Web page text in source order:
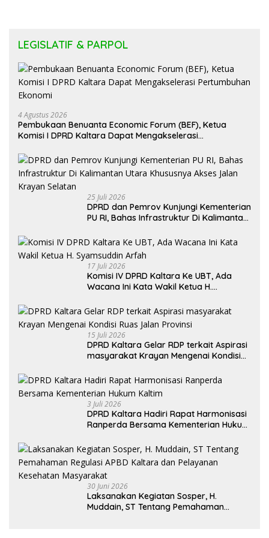
LEGISLATIF & PARPOL
4 Agustus 2026
Pembukaan Benuanta Economic Forum (BEF), Ketua
Komisi I DPRD Kaltara Dapat Mengakselerasi
25 Juli 2026
DPRD dan Pemrov Kunjungi Kementerian
PU RI, Bahas Infrastruktur Di Kalimantan
Selatan
17 Juli 2026
Komisi IV DPRD Kaltara Ke UBT, Ada
Wacana Ini Kata Wakil Ketua H.
15 Juli 2026
DPRD Kaltara Gelar RDP terkait Aspirasi
masyarakat Krayan Mengenai Kondisi
3 Juli 2026
DPRD Kaltara Hadiri Rapat Harmonisasi
Ranperda Bersama Kementerian Hukum
30 Juni 2026
Laksanakan Kegiatan Sosper, H.
Muddain, ST Tentang Pemahaman